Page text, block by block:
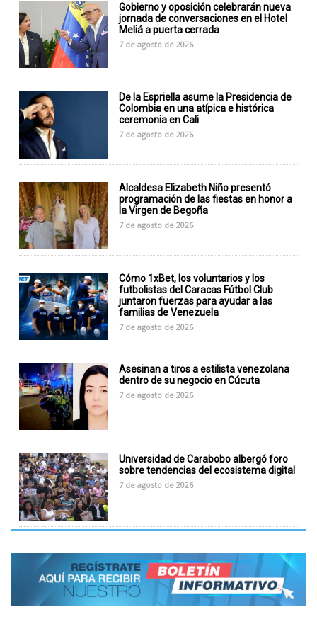
Gobierno y oposición celebrarán nueva
jornada de conversaciones en el Hotel
Meliá a puerta cerrada
7 de agosto de 2026
De la Espriella asume la Presidencia de
Colombia en una atípica e histórica
ceremonia en Cali
7 de agosto de 2026
Alcaldesa Elizabeth Niño presentó
programación de las fiestas en honor a
la Virgen de Begoña
7 de agosto de 2026
Cómo 1xBet, los voluntarios y los
futbolistas del Caracas Fútbol Club
juntaron fuerzas para ayudar a las
familias de Venezuela
7 de agosto de 2026
Asesinan a tiros a estilista venezolana
dentro de su negocio en Cúcuta
7 de agosto de 2026
Universidad de Carabobo albergó foro
sobre tendencias del ecosistema digital
7 de agosto de 2026